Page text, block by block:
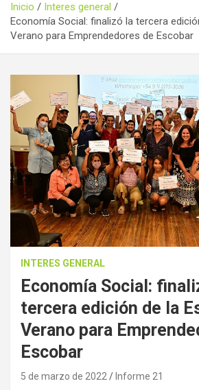
Inicio
Interes general
Economía Social: finalizó la tercera
Verano para Emprendedores de Escobar
INTERES GENERAL
Economía Social:
tercera edición de la
Verano para
Escobar
5 de marzo de 2022 Informe 21